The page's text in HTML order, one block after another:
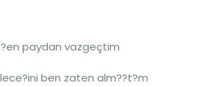
paydan vazgeçtim
ben zaten alm??t?m